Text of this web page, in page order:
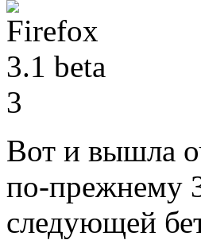
Вот и вышла
по-прежнему
следующей